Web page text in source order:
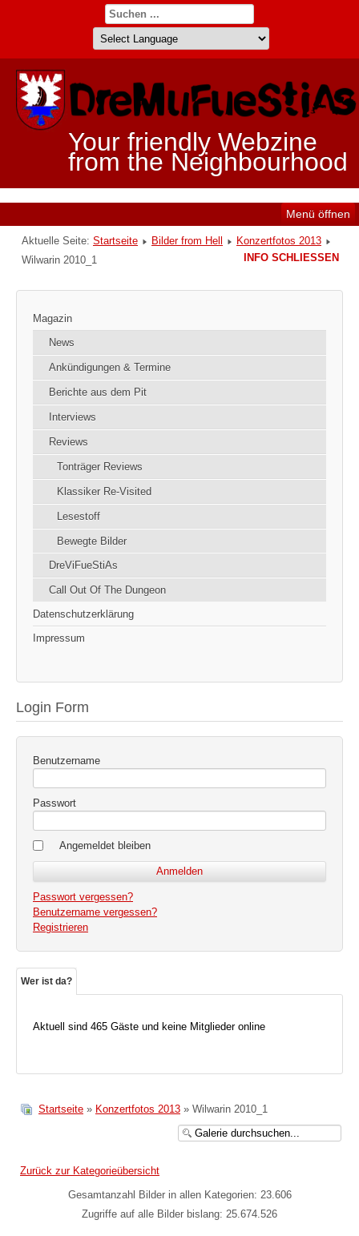
Your friendly Webzine
from the Neighbourhood
Menü öffnen
Aktuelle Seite: Startseite Bilder from Hell
Konzertfotos 2013
Wilwarin 2010_1
Magazin
News
Ankündigungen & Termine
Berichte aus dem Pit
Interviews
Reviews
Tonträger Reviews
Klassiker Re-Visited
Lesestoff
Bewegte Bilder
DreViFueStiAs
Call Out Of The Dungeon
Datenschutzerklärung
Impressum
Login Form
Benutzername
Passwort
Angemeldet bleiben
Passwort vergessen?
Benutzername vergessen?
Registrieren
Wer ist da?
Aktuell sind 465 Gäste und keine Mitglieder online
Startseite » Konzertfotos 2013 » Wilwarin 2010_1
Zurück zur Kategorieübersicht
Gesamtanzahl Bilder in allen Kategorien: 23.606
Zugriffe auf alle Bilder bislang: 25.674.526
INFO SCHLIESSEN